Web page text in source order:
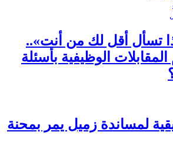
تسأل أقل لك من أنت»..
الوظيفية بأسئلة